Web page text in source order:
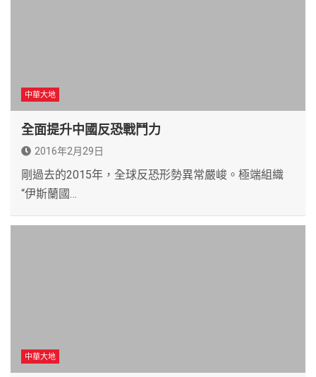
中華大地
全面提升中國反恐戰鬥力
2016年2月29日
剛過去的2015年，全球反恐形勢異常嚴峻。極端組織
“伊斯蘭國…
中華大地